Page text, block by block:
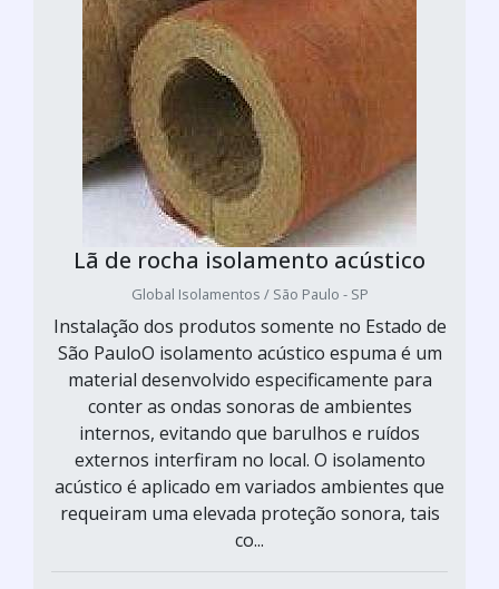
Lã de rocha isolamento acústico
Global Isolamentos / São Paulo - SP
Instalação dos produtos somente no Estado de
São PauloO isolamento acústico espuma é um
material desenvolvido especificamente para
conter as ondas sonoras de ambientes
internos, evitando que barulhos e ruídos
externos interfiram no local. O isolamento
acústico é aplicado em variados ambientes que
requeiram uma elevada proteção sonora, tais
co...